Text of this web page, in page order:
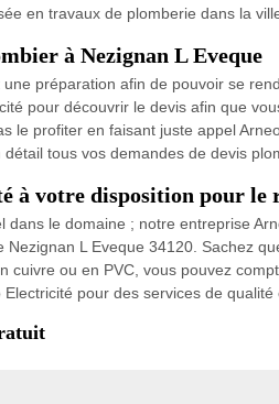
en travaux de plomberie dans la
à Nezignan L Eveque
préparation afin de pouvoir se
pour découvrir le devis afin que
le profiter en faisant juste appel
tous vos demandes de devis
à votre disposition pour le
dans le domaine ; notre entreprise
Nezignan L Eveque 34120. Sachez
cuivre ou en PVC, vous pouvez
pour des services de